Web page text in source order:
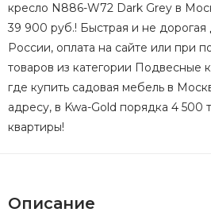
кресло N886-W72 Dark Grey в
39 900 руб.! Быстрая и не
России, оплата на сайте или при
товаров из категории Подвесные
где купить садовая мебель в
адресу, в Kwa-Gold порядка 4 500
квартиры!
Описание